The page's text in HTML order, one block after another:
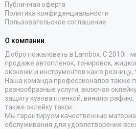
Публичная оферта
Политика конфиденциальности
Пользовательское соглашение
О компании
Добро пожаловать в Lambox. С 2010г.
продаже автопленок, тонировок,
экокожи и инструментов как в розницу,
Наша команда профессионалов также
разнообразные услуги, включая
защиту кузова пленкой,
также оклейку такси.
Мы гарантируем качественные
обслуживания для удовлетворения